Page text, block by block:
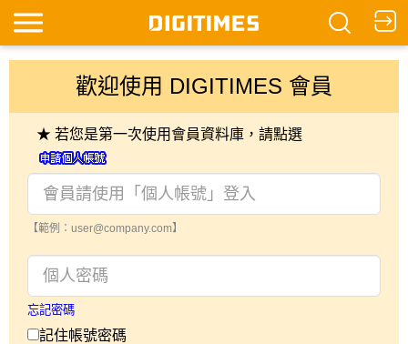
歡迎使用 DIGITIMES 會員
★ 若您是第一次使用會員資料庫，請點選
【範例：user@company.com】
忘記密碼
記住帳號密碼